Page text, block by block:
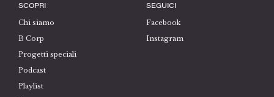
SCOPRI
Chi siamo
B Corp
Progetti speciali
Podcast
Playlist
SEGUICI
Facebook
Instagram